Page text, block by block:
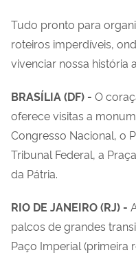
Tudo pronto para
roteiros imperdíveis,
vivenciar nossa história
BRASÍLIA (DF) - O
oferece visitas a
Congresso Nacional, o
Tribunal Federal, a
da Pátria.
RIO DE JANEIRO (RJ) -
palcos de grandes
Paço Imperial (primeira